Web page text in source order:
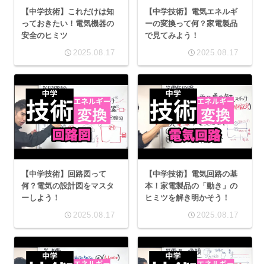
【中学技術】これだけは知
っておきたい！電気機器の
安全のヒミツ
2025.08.17
【中学技術】電気エネルギ
ーの変換って何？家電製品
で見てみよう！
2025.08.17
【中学技術】回路図って
何？電気の設計図をマスタ
ーしよう！
2025.08.17
【中学技術】電気回路の基
本！家電製品の「動き」の
ヒミツを解き明かそう！
2025.08.17